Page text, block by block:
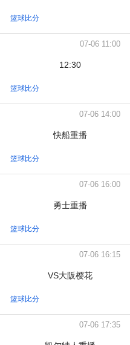
篮球比分
07-06 11:00
12:30
篮球比分
07-06 14:00
快船重播
篮球比分
07-06 16:00
勇士重播
篮球比分
07-06 16:15
VS大阪樱花
篮球比分
07-06 17:35